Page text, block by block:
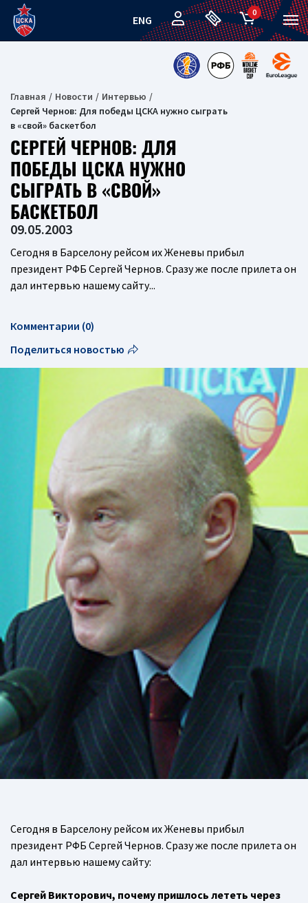
ENG
0
Главная Новости
Интервью
Сергей Чернов: Для победы ЦСКА нужно сыграть
в «свой» баскетбол
СЕРГЕЙ ЧЕРНОВ: ДЛЯ
ПОБЕДЫ ЦСКА НУЖНО
СЫГРАТЬ В «СВОЙ»
БАСКЕТБОЛ
09.05.2003
Сегодня в Барселону рейсом их Женевы прибыл
президент РФБ Сергей Чернов. Сразу же после прилета он
дал интервью нашему сайту...
Комментарии (0)
Поделиться новостью
Сегодня в Барселону рейсом их Женевы прибыл
президент РФБ Сергей Чернов. Сразу же после прилета он
дал интервью нашему сайту:
Сергей Викторович, почему пришлось лететь через